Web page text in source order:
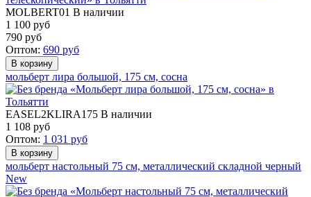
MOLBERT01 В наличии
1 100 руб
790 руб
Оптом: 690 руб
мольберт лира большой, 175 см, сосна
EASEL2KLIRA175 В наличии
1 108 руб
Оптом: 1 031 руб
мольберт настольный 75 см, металлический складной черный
New